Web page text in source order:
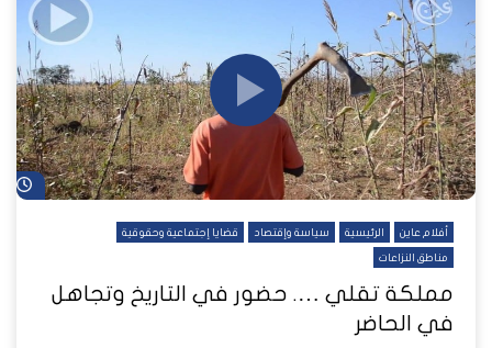
أفلام عاين الرئيسية سياسة وإقتصاد قضايا إجتماعية وحقوقية
مناطق النزاعات
مملكة تقلي …. حضور في التاريخ وتجاهل
في الحاضر